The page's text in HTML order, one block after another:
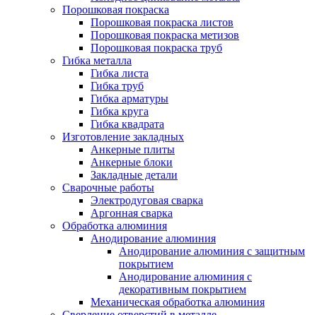
Порошковая покраска
Порошковая покраска листов
Порошковая покраска метизов
Порошковая покраска труб
Гибка металла
Гибка листа
Гибка труб
Гибка арматуры
Гибка круга
Гибка квадрата
Изготовление закладных
Анкерные плиты
Анкерные блоки
Закладные детали
Сварочные работы
Электродуговая сварка
Аргонная сварка
Обработка алюминия
Анодирование алюминия
Анодирование алюминия с защитным
покрытием
Анодирование алюминия с
декоративным покрытием
Механическая обработка алюминия